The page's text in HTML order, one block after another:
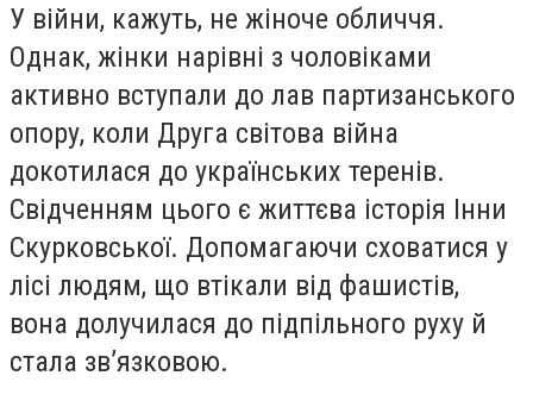
У війни, кажуть, не жіноче обличчя.
Однак, жінки нарівні з чоловіками
активно вступали до лав партизанського
опору, коли Друга світова війна
докотилася до українських теренів.
Свідченням цього є життєва історія Інни
Скурковської. Допомагаючи сховатися у
лісі людям, що втікали від фашистів,
вона долучилася до підпільного руху й
стала зв’язковою.